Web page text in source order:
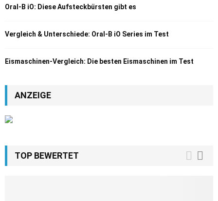
Oral-B iO: Diese Aufsteckbürsten gibt es
Vergleich & Unterschiede: Oral-B iO Series im Test
Eismaschinen-Vergleich: Die besten Eismaschinen im Test
ANZEIGE
TOP BEWERTET